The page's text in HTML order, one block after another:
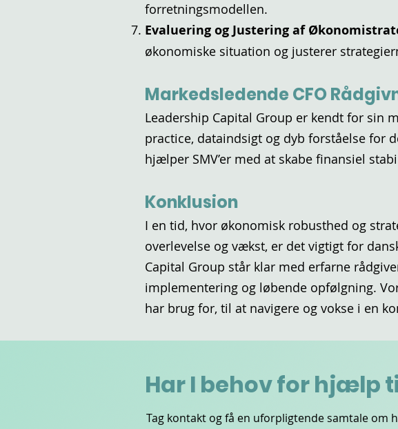
forretningsmodellen.
Evaluering og Justering af
økonomiske situation og justerer
Markedsledende CFO
Leadership Capital Group er kendt for sin
practice, dataindsigt og dyb forståelse for
hjælper SMV’er med at skabe finansiel
Konklusion
I en tid, hvor økonomisk robusthed og
overlevelse og vækst, er det vigtigt for
Capital Group står klar med erfarne
implementering og løbende opfølgning.
har brug for, til at navigere og vokse i en
Har I behov for hjælp
Tag kontakt og få en uforpligtende samtale om